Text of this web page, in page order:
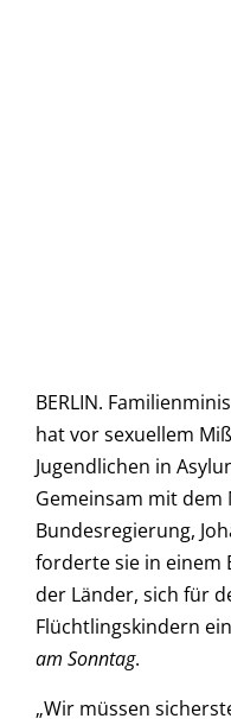
BERLIN.
hat vor sexuellem
Jugendlichen in
Gemeinsam mit
Bundesregierung,
forderte sie in einem
der Länder, sich für
Flüchtlingskindern
am Sonntag.
„Wir müssen